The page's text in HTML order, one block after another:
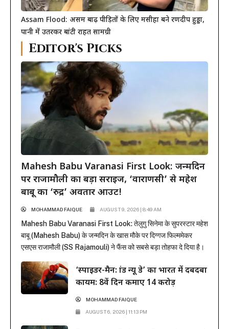
Assam Flood: असम बाढ़ पीड़ितों के लिए मसीहा बने रणदीप हुड्डा,
पानी में उतरकर बांटी राहत सामग्री
Editor's Picks
Mahesh Babu Varanasi First Look: जन्मदिन
पर राजामौली का बड़ा सरप्राइज, ‘वाराणसी’ से महेश
बाबू का ‘रुद्र’ अवतार आउट!
MOHAMMAD FAIQUE AUGUST 9, 2026 | 8:49 AM
Mahesh Babu Varanasi First Look: तेलुगु सिनेमा के सुपरस्टार महेश
बाबू (Mahesh Babu) के जन्मदिन के खास मौके पर दिग्गज फिल्ममेकर
एसएस राजामौली (SS Rajamouli) ने फैंस को सबसे बड़ा तोहफा दे दिया है।
महेश बाबू का मच-अवेटेड फर्स्ट लुक रिलीज कर दिया है। इस फिल्म...
‘स्पाइडर-मैन: ब्रांड न्यू डे’ का भारत में दबदबा
कायम: 8वें दिन कमाए 14 करोड़
MOHAMMAD FAIQUE
AUGUST 6, 2026 | 11:13 PM